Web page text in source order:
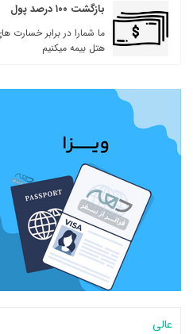
بازگشت ۱۰۰ درصد پول
ما شمارا در برابر خسارت
هتل بیمه میکنیم
عالی